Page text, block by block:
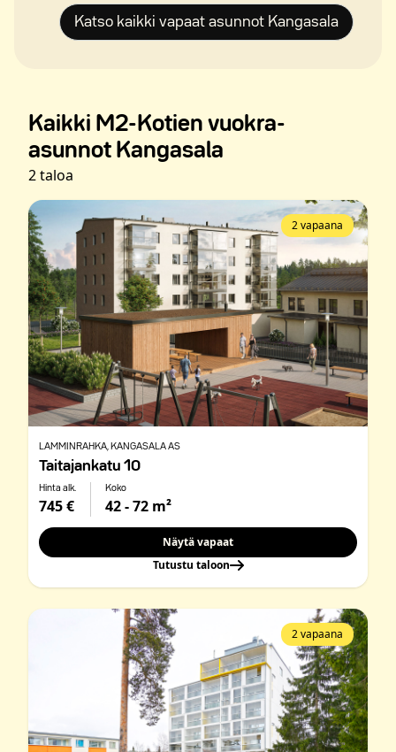
Katso kaikki vapaat asunnot Kangasala
Kaikki M2-Kotien vuokra-
asunnot Kangasala
2 taloa
2 vapaana
LAMMINRAHKA , KANGASALA AS
Taitajankatu 10
Hinta alk.
745 €
Koko
42 - 72 m²
Näytä vapaat
Tutustu taloon
2 vapaana